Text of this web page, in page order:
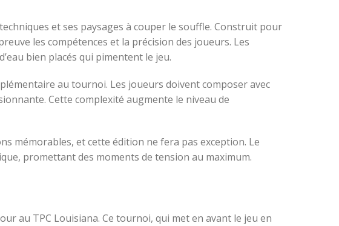
et ses paysages à couper le souffle. Construit pour
les compétences et la précision des joueurs. Les
bien placés qui pimentent le jeu.
au tournoi. Les joueurs doivent composer avec
Cette complexité augmente le niveau de
mémorables, et cette édition ne fera pas exception. Le
promettant des moments de tension au maximum.
au TPC Louisiana. Ce tournoi, qui met en avant le jeu en